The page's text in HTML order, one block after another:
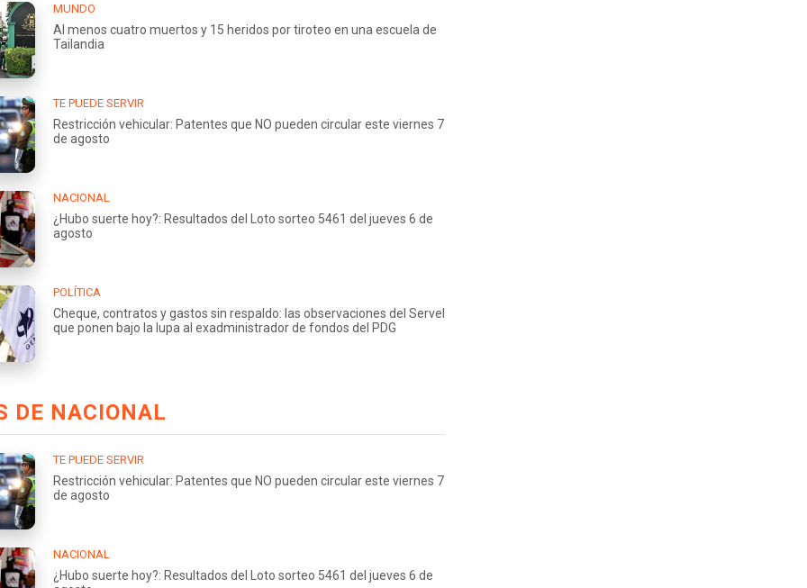
MUNDO
Al menos cuatro muertos y 15 heridos por tiroteo en una escuela de
Tailandia
TE PUEDE SERVIR
Restricción vehicular: Patentes que NO pueden circular este viernes 7
de agosto
NACIONAL
¿Hubo suerte hoy?: Resultados del Loto sorteo 5461 del jueves 6 de
agosto
POLÍTICA
Cheque, contratos y gastos sin respaldo: las observaciones del Servel
que ponen bajo la lupa al exadministrador de fondos del PDG
DE NACIONAL
TE PUEDE SERVIR
Restricción vehicular: Patentes que NO pueden circular este viernes 7
de agosto
NACIONAL
¿Hubo suerte hoy?: Resultados del Loto sorteo 5461 del jueves 6 de